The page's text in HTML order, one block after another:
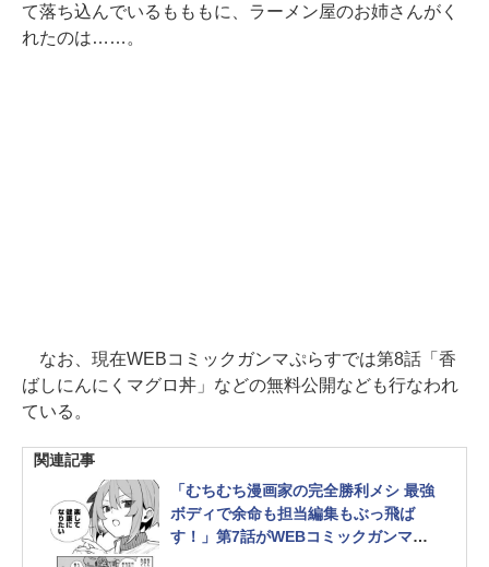
て落ち込んでいるもももに、ラーメン屋のお姉さんがく
れたのは……。
なお、現在WEBコミックガンマぷらすでは第8話「香
ばしにんにくマグロ丼」などの無料公開なども行なわれ
ている。
関連記事
「むちむち漫画家の完全勝利メシ 最強
ボディで余命も担当編集もぶっ飛ば
す！」第7話がWEBコミックガンマぷ